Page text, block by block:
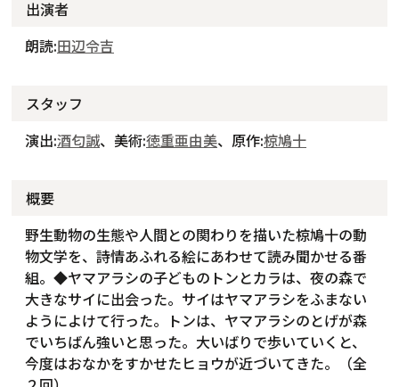
出演者
朗読:田辺令吉
スタッフ
演出:酒匂誠、美術:徳重亜由美、原作:椋鳩十
概要
野生動物の生態や人間との関わりを描いた椋鳩十の動
物文学を、詩情あふれる絵にあわせて読み聞かせる番
組。◆ヤマアラシの子どものトンとカラは、夜の森で
大きなサイに出会った。サイはヤマアラシをふまない
ようによけて行った。トンは、ヤマアラシのとげが森
でいちばん強いと思った。大いばりで歩いていくと、
今度はおなかをすかせたヒョウが近づいてきた。（全